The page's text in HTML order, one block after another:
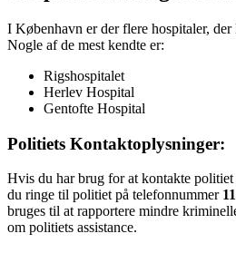
I København er der flere hospitaler,
Nogle af de mest kendte er:
Rigshospitalet
Herlev Hospital
Gentofte Hospital
Politiets Kontaktoplysninger:
Hvis du har brug for at kontakte
du ringe til politiet på telefonnummer
bruges til at rapportere mindre
om politiets assistance.